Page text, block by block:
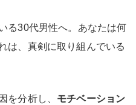
る30代男性へ。あなたは何
は、真剣に取り組んでいる
を分析し、 モチベーション